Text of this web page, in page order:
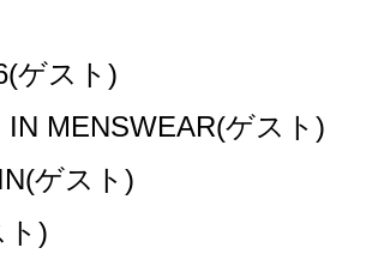
ゲスト )
IN MENSWEAR(ゲスト )
ゲスト )
)